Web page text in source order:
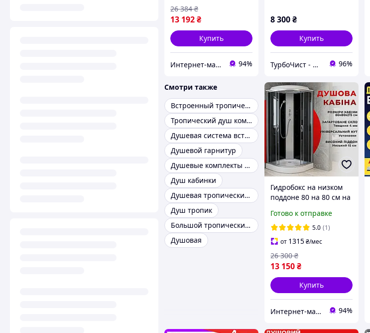
13 192₴
26 384 ₴
Купить
Интернет-магазин Строй Дом 94%
8 300₴
Купить
ТурбоЧист - магазин сантехники 96%
Смотри также
Встроенный тропический душ
Тропический душ комплект
Душевая система встроенная
Душевой гарнитур
Душевые комплекты с тропическим душем
Душ кабинки
Душевая тропический душ
Душ тропик
Большой тропический душ
Душовая
Гидробокс на низком
поддоне 80 на 80 см на
душевая
гидромассажная
кабина Гидробокс
80x80
Готово к отправке
5.0 (1)
от 1315₴/мес
13 150₴
26 300 ₴
Купить
Интернет-магазин Строй Дом 94%